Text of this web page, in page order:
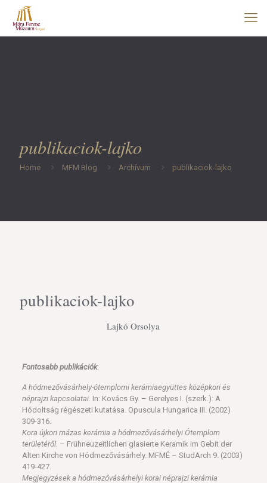
publikaciok-lajko
Home MFM Blog Archívum publikaciok-lajko
publikaciok-lajko
Lajkó Orsolya
Fontosabb publikációk:
A hódmezővásárhely-ótemplomi kerámiaegyüttes középkori és
néprajzi kapcsolatai. In: Kovács Gy. – Gerelyes I. (szerk.): A
Hódoltság régészeti kutatása. Opuscula Hungarica III. (2002)
309-316.
Kora újkori mázas kerámia a hódmezővásárhelyi Ótemplom
területéről. – Frühneuzeitlichen glasierte Keramik im Gebit der
Alten Kirche von Hódmezővásárhely. MFMÉ – StudArch 9. (2003)
419-427.
Megjegyzések a hódmezővásárhelyi korai néprajzi kerámia